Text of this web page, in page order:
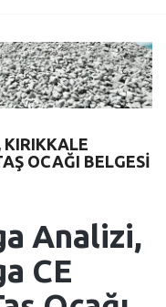
OCAĞI BELGESI
Analizi,
CE